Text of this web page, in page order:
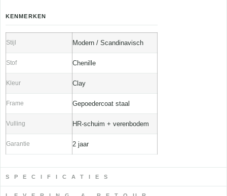
KENMERKEN
Stijl Modern / Scandinavisch
Stof Chenille
Kleur Clay
Frame Gepoedercoat staal
Vulling HR-schuim + verenbodem
Garantie 2 jaar
SPECIFICATIES